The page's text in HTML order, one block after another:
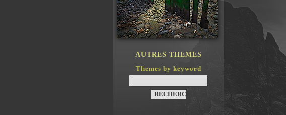
AUTRES THEMES
Themes by keyword